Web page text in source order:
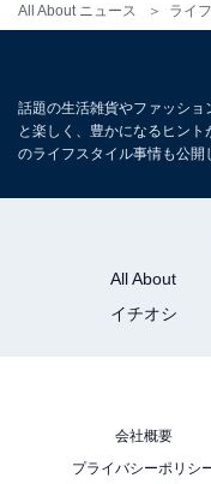
All About ニュース ライフ
こちらもおすすめ
でう
やおや
新ガチ
話題の生活雑貨やファッシ
と楽しく、豊かになるヒン
のライフスタイル事情も公開
All About
イチオシ
会社概要
プライバシーポリシ